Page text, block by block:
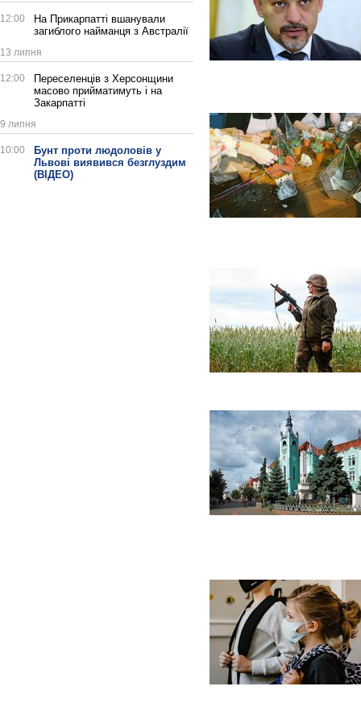
12:00
На Прикарпатті вшанували
загиблого найманця з Австралії
13 липня
12:00
Переселенців з Херсонщини
масово прийматимуть і на
Закарпатті
9 липня
10:00
Бунт проти людоловів у
Львові виявився безглуздим
(ВІДЕО)